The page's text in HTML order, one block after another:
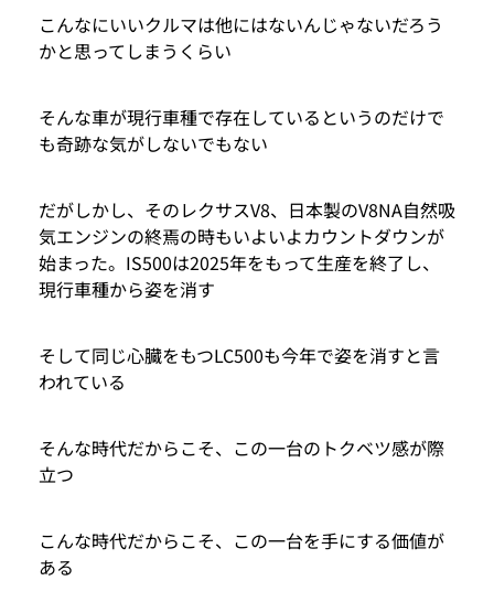
こんなにいいクルマは他にはないんじゃないだろう
かと思ってしまうくらい
そんな車が現行車種で存在しているというのだけで
も奇跡な気がしないでもない
だがしかし、そのレクサスV8、日本製のV8NA自然吸
気エンジンの終焉の時もいよいよカウントダウンが
始まった。IS500は2025年をもって生産を終了し、
現行車種から姿を消す
そして同じ心臓をもつLC500も今年で姿を消すと言
われている
そんな時代だからこそ、この一台のトクベツ感が際
立つ
こんな時代だからこそ、この一台を手にする価値が
ある